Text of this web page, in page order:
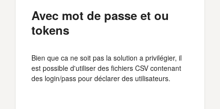
Avec mot de passe et ou
tokens
Bien que ca ne soit pas la solution a privilégier, il
est possible d'utiliser des fichiers CSV contenant
des login/pass pour déclarer des utilisateurs.